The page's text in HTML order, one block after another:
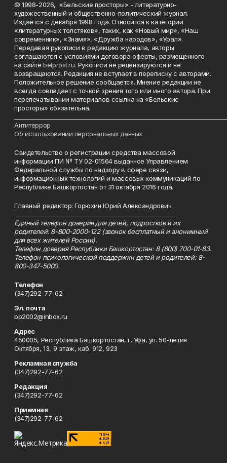
© 1998-2026, «Бельские просторы» - литературно-
художественный и общественно-политический журнал.
Издается с декабря 1998 года. Относится к категории
«литературных толстяков», таких, как «Новый мир», «Наш
современник», «Знамя», «Дружба народов», «Урал».
Передавая рукописи в редакцию журнала, авторы
соглашаются с условиями договора оферты, размещенного
на сайтеbelprost.ru. Рукописи не рецензируются и не
возвращаются. Редакция не вступает в переписку с авторами.
Положительное решение сообщается. Мнение редакции не
всегда совпадает с точкой зрения того или иного автора. При
перепечатывании материалов ссылка на «Бельские
просторы» обязательна.
Антитеррор
Об использовании персональных данных
Свидетельство о регистрации средства массовой
информации ПИ № ТУ 02-01564 выданное Управлением
Федеральной службы по надзору в сфере связи,
информационных технологий и массовых коммуникаций по
Республике Башкортостан от 31 октября 2016 года.
Главный редактор: Горюхин Юрий Александрович
Единый телефон доверия для детей, подростков и их
родителей: 8-800-2000-122 (звонок бесплатный и анонимный
для всех жителей России).
Телефон доверия Республики Башкортостан: 8 (800) 700-01-83.
Телефон психологической поддержки детей и родителей: 8-
800-347-5000.
Телефон
(347)292-77-62
Эл. почта
bp2002@inbox.ru
Адрес
450005, Республика Башкортостан, г. Уфа, ул. 50-летия
Октября, 13, 9 этаж, каб. 912, 923
Рекламная служба
(347)292-77-62
Редакция
(347)292-77-62
Приемная
(347)292-77-62